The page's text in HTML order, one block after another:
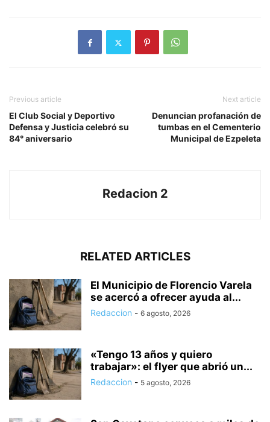
Previous article
El Club Social y Deportivo
Defensa y Justicia celebró su
84° aniversario
Next article
Denuncian profanación de
tumbas en el Cementerio
Municipal de Ezpeleta
Redacion 2
RELATED ARTICLES
El Municipio de Florencio Varela
se acercó a ofrecer ayuda al...
Redaccion - 6 agosto, 2026
«Tengo 13 años y quiero
trabajar»: el flyer que abrió un...
Redaccion - 5 agosto, 2026